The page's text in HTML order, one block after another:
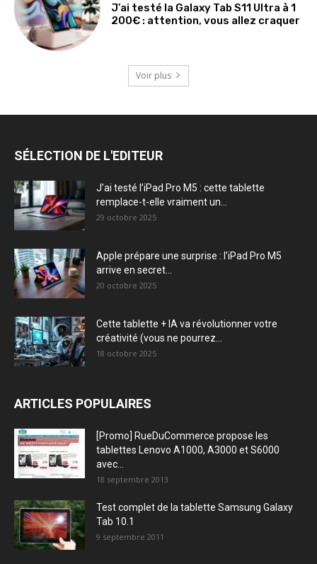
J’ai testé la Galaxy Tab S11 Ultra à 1
200€ : attention, vous allez craquer
Voir plus
SÉLECTION DE L'EDITEUR
J’ai testé l’iPad Pro M5 : cette tablette
remplace-t-elle vraiment un...
29 octobre 2025
Apple prépare une surprise : l’iPad Pro M5
arrive en secret...
20 octobre 2025
Cette tablette + IA va révolutionner votre
créativité (vous ne pourrez...
18 octobre 2025
ARTICLES POPULAIRES
[Promo] RueDuCommerce propose les
tablettes Lenovo A1000, A3000 et S6000
avec...
18 septembre 2013
Test complet de la tablette Samsung Galaxy
Tab 10.1
9 septembre 2011